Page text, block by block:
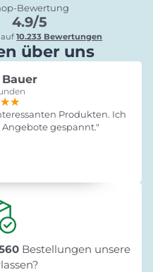
Bewertung
4.9/5
auf10.233 Bewertungen
über uns
Produkten. Ich
gespannt."
Bestellungen unsere